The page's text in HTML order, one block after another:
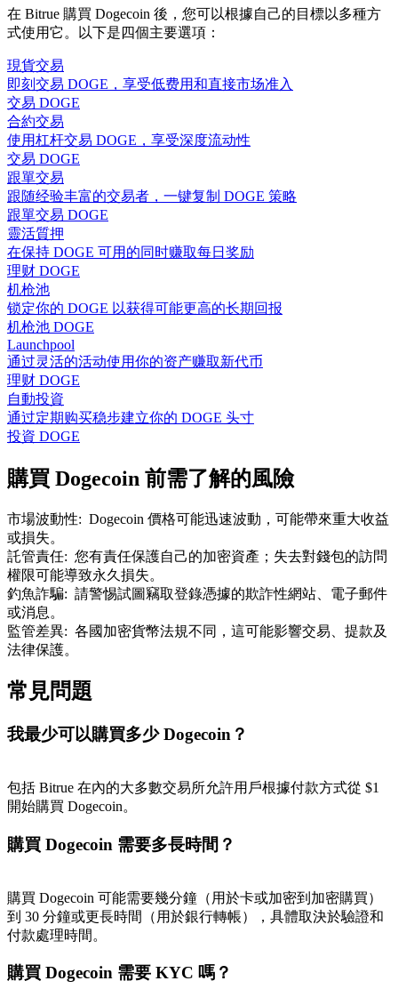
在 Bitrue 購買 Dogecoin 後，您可以根據自己的目標以多種方
式使用它。以下是四個主要選項：
現貨交易
即刻交易 DOGE，享受低费用和直接市场准入
交易 DOGE
合約交易
使用杠杆交易 DOGE，享受深度流动性
交易 DOGE
跟單交易
跟随经验丰富的交易者，一键复制 DOGE 策略
跟單交易 DOGE
靈活質押
在保持 DOGE 可用的同时赚取每日奖励
理财 DOGE
机枪池
锁定你的 DOGE 以获得可能更高的长期回报
机枪池 DOGE
Launchpool
通过灵活的活动使用你的资产赚取新代币
理财 DOGE
自動投資
通过定期购买稳步建立你的 DOGE 头寸
投資 DOGE
購買 Dogecoin 前需了解的風險
市場波動性: Dogecoin 價格可能迅速波動，可能帶來重大收益
或損失。
託管責任: 您有責任保護自己的加密資產；失去對錢包的訪問
權限可能導致永久損失。
釣魚詐騙: 請警惕試圖竊取登錄憑據的欺詐性網站、電子郵件
或消息。
監管差異: 各國加密貨幣法規不同，這可能影響交易、提款及
法律保護。
常見問題
我最少可以購買多少 Dogecoin？
包括 Bitrue 在內的大多數交易所允許用戶根據付款方式從 $1
開始購買 Dogecoin。
購買 Dogecoin 需要多長時間？
購買 Dogecoin 可能需要幾分鐘（用於卡或加密到加密購買）
到 30 分鐘或更長時間（用於銀行轉帳），具體取決於驗證和
付款處理時間。
購買 Dogecoin 需要 KYC 嗎？